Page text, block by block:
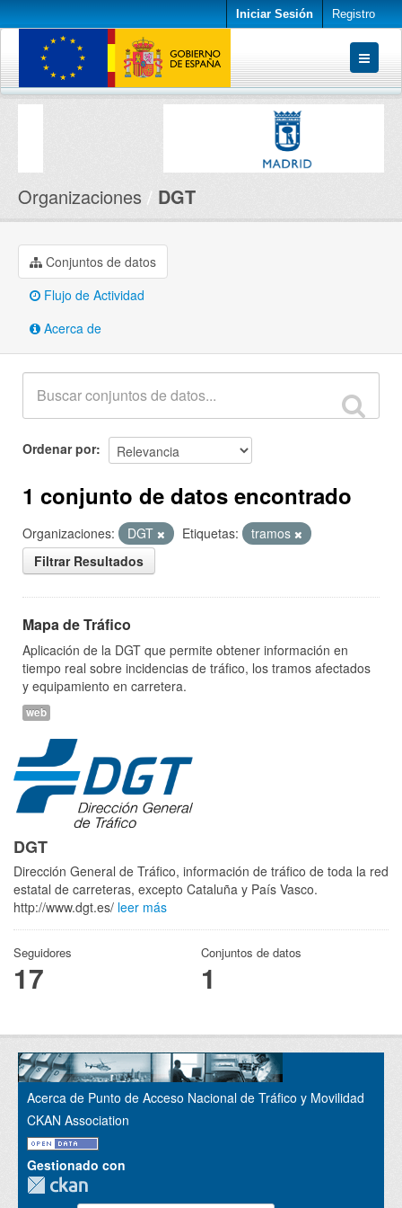
Iniciar Sesión Registro
Conjuntos de datos
Organizaciones DGT
Conjuntos de datos
Flujo de Actividad
Acerca de
Ordenar por
1 conjunto de datos encontrado
Organizaciones: DGT Etiquetas:
tramos
Filtrar Resultados
Mapa de Tráfico
Aplicación de la DGT que permite obtener información en
tiempo real sobre incidencias de tráfico, los tramos afectados
y equipamiento en carretera.
web
DGT
Dirección General de Tráfico, información de tráfico de toda la red
estatal de carreteras, excepto Cataluña y País Vasco.
http://www.dgt.es/ leer más
Seguidores
17
Conjuntos de datos
1
Acerca de Punto de Acceso Nacional de Tráfico y Movilidad
CKAN Association
Gestionado con